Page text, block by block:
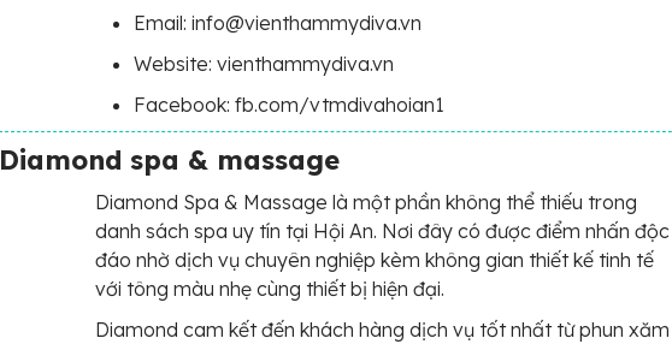
Email: info@vienthammydiva.vn
Website: vienthammydiva.vn
Facebook: fb.com/vtmdivahoian1
Diamond spa & massage
Diamond Spa & Massage là một phần không thể thiếu trong
danh sách spa uy tín tại Hội An. Nơi đây có được điểm nhấn độc
đáo nhờ dịch vụ chuyên nghiệp kèm không gian thiết kế tinh tế
với tông màu nhẹ cùng thiết bị hiện đại.
Diamond cam kết đến khách hàng dịch vụ tốt nhất từ phun xăm